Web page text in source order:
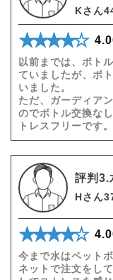
Kさん
★★★★★
☆☆☆☆☆
以前までは、ボト
ていましたが、ボ
いました。
ただ、ガーディア
のでボトル交換な
トレスフリーです。
評判3.
Hさん
★★★★★
☆☆☆☆☆
今まで水はペット
ネットで注文をし